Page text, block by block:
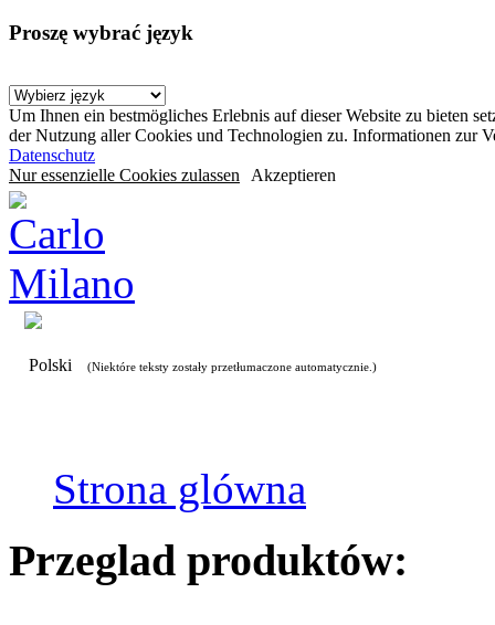
Proszę wybrać język
Um Ihnen ein bestmögliches Erlebnis auf dieser Website zu bieten
der Nutzung aller Cookies und Technologien zu. Informationen zur
Datenschutz
Nur essenzielle Cookies zulassen Akzeptieren
Polski (Niektóre teksty zostały przetłumaczone automatycznie.)
Strona glówna
Przeglad produktów: